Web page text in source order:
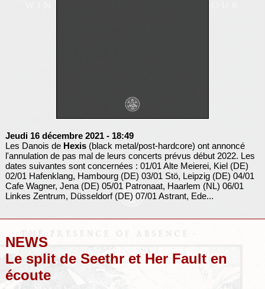
Jeudi 16 décembre 2021 - 18:49
Les Danois de Hexis(black metal/post-hardcore) ont annoncé
l'annulation de pas mal de leurs concerts prévus début 2022. Les
dates suivantes sont concernées : 01/01 Alte Meierei, Kiel (DE)
02/01 Hafenklang, Hambourg (DE) 03/01 Stö, Leipzig (DE) 04/01
Cafe Wagner, Jena (DE) 05/01 Patronaat, Haarlem (NL) 06/01
Linkes Zentrum, Düsseldorf (DE) 07/01 Astrant, Ede...
NEWS
Le split de Seethr et Her Fault en
écoute